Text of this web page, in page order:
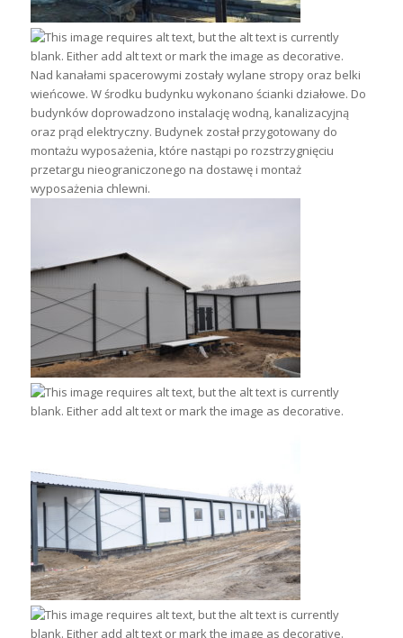
Nad kanałami spacerowymi zostały wylane stropy oraz belki
wieńcowe. W środku budynku wykonano ścianki działowe. Do
budynków doprowadzono instalację wodną, kanalizacyjną
oraz prąd elektryczny. Budynek został przygotowany do
montażu wyposażenia, które nastąpi po rozstrzygnięciu
przetargu nieograniczonego na dostawę i montaż
wyposażenia chlewni.